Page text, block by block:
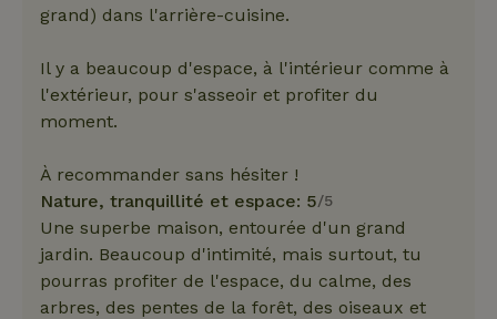
grand) dans l'arrière-cuisine.
Il y a beaucoup d'espace, à l'intérieur comme à
l'extérieur, pour s'asseoir et profiter du
moment.
À recommander sans hésiter !
Nature, tranquillité et espace: 5/5
Une superbe maison, entourée d'un grand
jardin. Beaucoup d'intimité, mais surtout, tu
pourras profiter de l'espace, du calme, des
arbres, des pentes de la forêt, des oiseaux et